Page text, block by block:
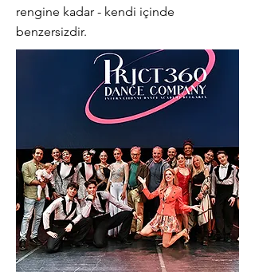
rengine kadar - kendi içinde
benzersizdir.